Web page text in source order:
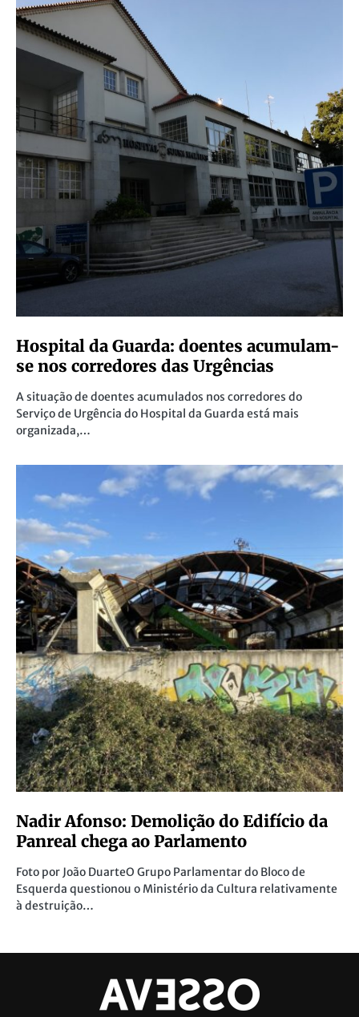
Hospital da Guarda: doentes acumulam-
se nos corredores das Urgências
A situação de doentes acumulados nos corredores do
Serviço de Urgência do Hospital da Guarda está mais
organizada,…
Nadir Afonso: Demolição do Edifício da
Panreal chega ao Parlamento
Foto por João DuarteO Grupo Parlamentar do Bloco de
Esquerda questionou o Ministério da Cultura relativamente
à destruição…